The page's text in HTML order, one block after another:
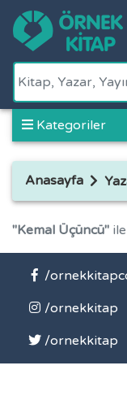
Kategoriler
Anasayfa
"Kemal Üçüncü"
/
/ornekkitap
/ornekkitap